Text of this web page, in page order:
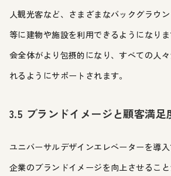
人観光客など、さまざまなバックグラウ
等に建物や施設を利用できるようになり
会全体がより包摂的になり、すべての人
れるようにサポートされます。
3.5 ブランドイメージと顧客満足
ユニバーサルデザインエレベーターを導
企業のブランドイメージを向上させるこ